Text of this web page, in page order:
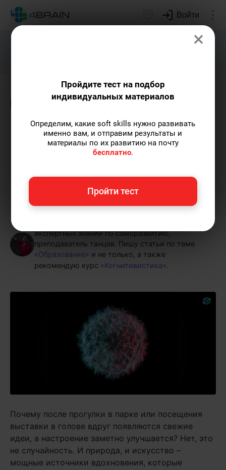
Войти
Подарим индивидуальный план
Образование Креативность
Как вдохновляться
искусством и природой:
каждый день
экспертных знаний по саморазвитию,
преподаватель танцев. Пишу статьи по теме
«Образование» и не только, а также
рекомендую курс «Когнитивистика».
Почему после прогулки в парке или посещения
выставки в голове вдруг появляются свежие
идеи, а настроение заметно улучшается? Нет, это
не случайность. И природа, и искусство –
мощные источники вдохновения, которые
×
Пройдите тест на подбор
индивидуальных материалов
Определим, какие soft skills нужно развивать
именно вам, и отправим результаты и
материалы по их развитию на почту
бесплатно.
Пройти тест